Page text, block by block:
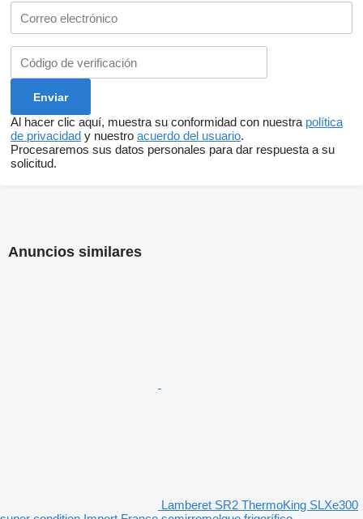
Al hacer clic aquí, muestra su conformidad con nuestra política
de privacidad y nuestro acuerdo del usuario.
Procesaremos sus datos personales para dar respuesta a su
solicitud.
Anuncios similares
Lamberet SR2 ThermoKing SLXe300